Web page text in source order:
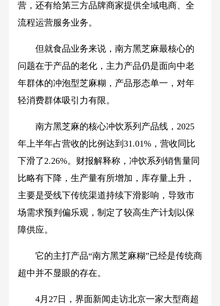
营，还有给第三方品牌商家提供全域电商、全
流程运营服务业务。
但就食品业务来说，南方黑芝麻最核心的
问题在于产品的老化，主力产品仍是面向中老
年群体的冲泡型芝麻糊，产品形态单一，对年
轻消费群体吸引力有限。
南方黑芝麻的核心冲饮系列产品线，2025
年上半年占营收的比例达到31.01%，营收同比
下滑了2.26%。财报解释称，冲饮系列销售量同
比略有下降，生产量有所增加，库存量上升，
主要是受线下传统渠道持续下滑影响，导致市
场需求预判偏乐观，制定了较高生产计划以保
障供应。
它的主打产品“南方黑芝麻糊”已经是传统商
超中并不显眼的存在。
4月27日，界面新闻走访北京一家大型商超